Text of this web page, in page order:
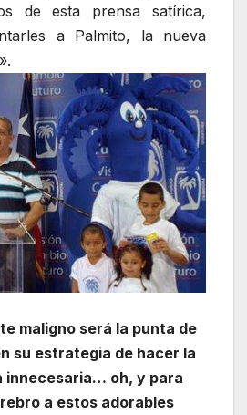
de esta prensa satírica,
a Palmito, la nueva
maligno será la punta de
su estrategia de hacer la
innecesaria… oh, y para
a estos adorables